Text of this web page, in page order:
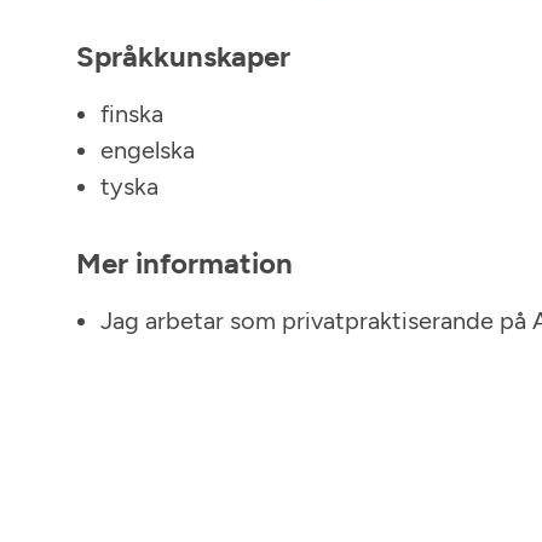
Språkkunskaper
finska
engelska
tyska
Mer information
Jag arbetar som privatpraktiserande på